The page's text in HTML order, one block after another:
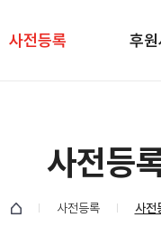
사전등록 후
사전등
사전등록 사전